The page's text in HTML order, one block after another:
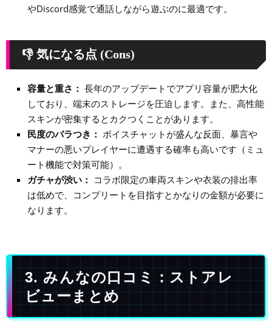
やDiscord感覚で通話しながら遊ぶのに最適です。
👎 気になる点 (Cons)
容量と重さ： 長年のアップデートでアプリ容量が肥大化
しており、端末のストレージを圧迫します。また、高性能
スキンが密集するとカクつくことがあります。
民度のバラつき： ボイスチャットが盛んな反面、暴言や
マナーの悪いプレイヤーに遭遇する確率も高いです（ミュ
ート機能で対策可能）。
ガチャが渋い： コラボ限定の車両スキンや衣装の排出率
は低めで、コンプリートを目指すとかなりの金額が必要に
なります。
3. みんなの口コミ：ストアレ
ビューまとめ